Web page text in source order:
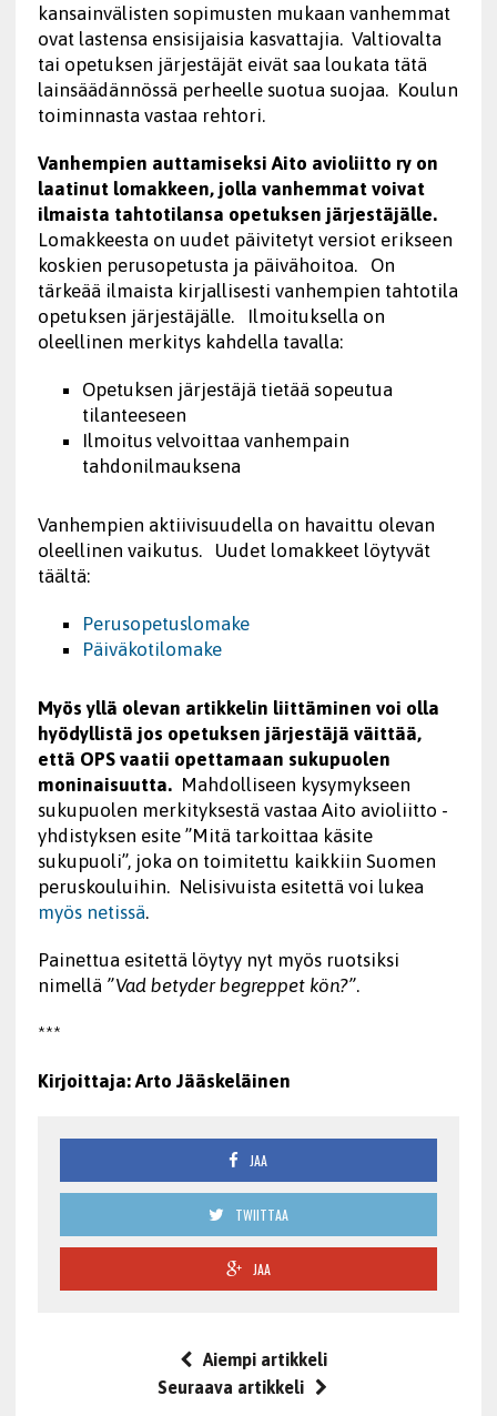
kansainvälisten sopimusten mukaan vanhemmat
ovat lastensa ensisijaisia kasvattajia. Valtiovalta
tai opetuksen järjestäjät eivät saa loukata tätä
lainsäädännössä perheelle suotua suojaa. Koulun
toiminnasta vastaa rehtori.
Vanhempien auttamiseksi Aito avioliitto ry on
laatinut lomakkeen, jolla vanhemmat voivat
ilmaista tahtotilansa opetuksen järjestäjälle.
Lomakkeesta on uudet päivitetyt versiot erikseen
koskien perusopetusta ja päivähoitoa. On
tärkeää ilmaista kirjallisesti vanhempien tahtotila
opetuksen järjestäjälle. Ilmoituksella on
oleellinen merkitys kahdella tavalla:
Opetuksen järjestäjä tietää sopeutua
tilanteeseen
Ilmoitus velvoittaa vanhempain
tahdonilmauksena
Vanhempien aktiivisuudella on havaittu olevan
oleellinen vaikutus. Uudet lomakkeet löytyvät
täältä:
Perusopetuslomake
Päiväkotilomake
Myös yllä olevan artikkelin liittäminen voi olla
hyödyllistä jos opetuksen järjestäjä väittää,
että OPS vaatii opettamaan sukupuolen
moninaisuutta. Mahdolliseen kysymykseen
sukupuolen merkityksestä vastaa Aito avioliitto -
yhdistyksen esite ”Mitä tarkoittaa käsite
sukupuoli”, joka on toimitettu kaikkiin Suomen
peruskouluihin. Nelisivuista esitettä voi lukea
myös netissä.
Painettua esitettä löytyy nyt myös ruotsiksi
nimellä ”Vad betyder begreppet kön?”.
***
Kirjoittaja: Arto Jääskeläinen
JAA
TWIITTAA
JAA
Aiempi artikkeli
Seuraava artikkeli